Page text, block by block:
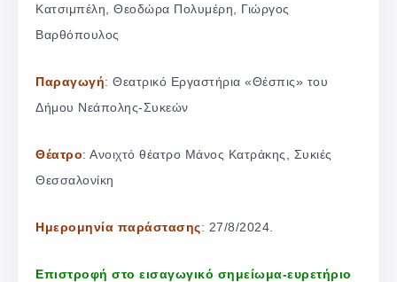
Κατσιμπέλη, Θεοδώρα Πολυμέρη, Γιώργος
Βαρθόπουλος
Παραγωγή: Θεατρικό Εργαστήρια «Θέσπις» του
Δήμου Νεάπολης-Συκεών
Θέατρο: Ανοιχτό θέατρο Μάνος Κατράκης, Συκιές
Θεσσαλονίκη
Ημερομηνία παράστασης: 27/8/2024.
Επιστροφή στο εισαγωγικό σημείωμα-ευρετήριο